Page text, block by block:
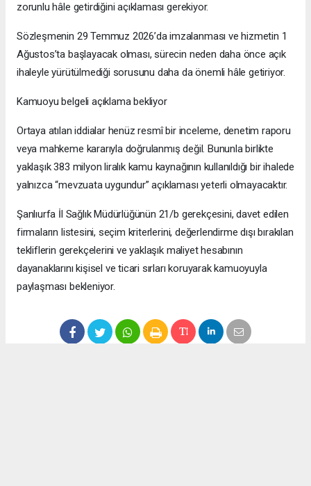
zorunlu hâle getirdiğini açıklaması gerekiyor.
Sözleşmenin 29 Temmuz 2026’da imzalanması ve hizmetin 1
Ağustos’ta başlayacak olması, sürecin neden daha önce açık
ihaleyle yürütülmediği sorusunu daha da önemli hâle getiriyor.
Kamuoyu belgeli açıklama bekliyor
Ortaya atılan iddialar henüz resmî bir inceleme, denetim raporu
veya mahkeme kararıyla doğrulanmış değil. Bununla birlikte
yaklaşık 383 milyon liralık kamu kaynağının kullanıldığı bir ihalede
yalnızca “mevzuata uygundur” açıklaması yeterli olmayacaktır.
Şanlıurfa İl Sağlık Müdürlüğünün 21/b gerekçesini, davet edilen
firmaların listesini, seçim kriterlerini, değerlendirme dışı bırakılan
tekliflerin gerekçelerini ve yaklaşık maliyet hesabının
dayanaklarını kişisel ve ticari sırları koruyarak kamuoyuyla
paylaşması bekleniyor.